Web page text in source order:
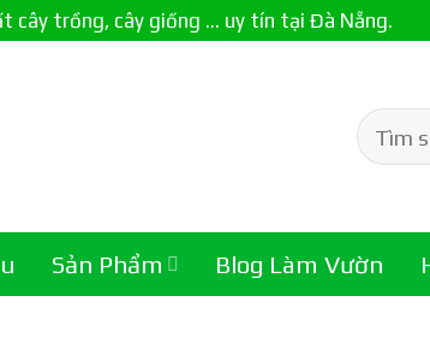
cây trồng, cây giống ... uy tín tại Đà Nẵng.
Tìm
kiếm:
Sản Phẩm Blog Làm Vườn